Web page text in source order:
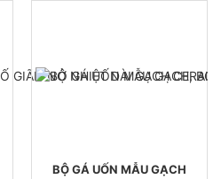
BỘ GÁ UỐN MẪU GẠCH